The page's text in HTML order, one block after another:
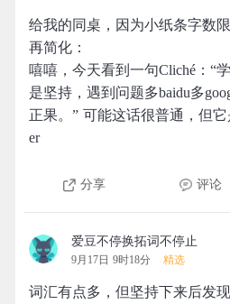
给我的同桌，因为小纸条字数
再简化：
嘻嘻，今天看到一句Cliché：“
是坚持，遇到问题多baidu多
正果。” 可能这话很普通，但
er
分享 评论
爱豆不停换拓词不停止
9月17日 9时18分 精选
词汇有点多，但坚持下来后发